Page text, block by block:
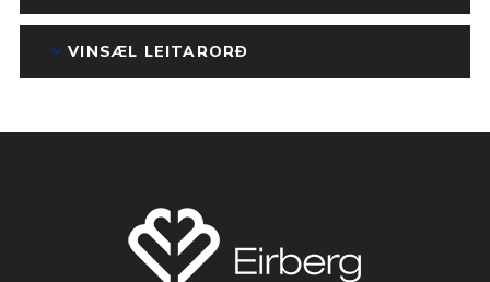
VINSÆL LEITARORÐ